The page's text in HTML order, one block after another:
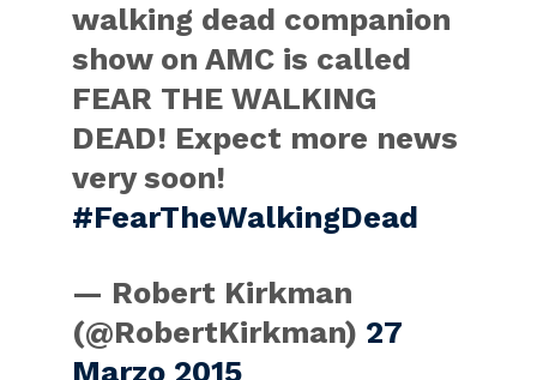
walking dead companion
show on AMC is called
FEAR THE WALKING
DEAD! Expect more news
very soon!
#FearTheWalkingDead
— Robert Kirkman
(@RobertKirkman) 27
Marzo 2015